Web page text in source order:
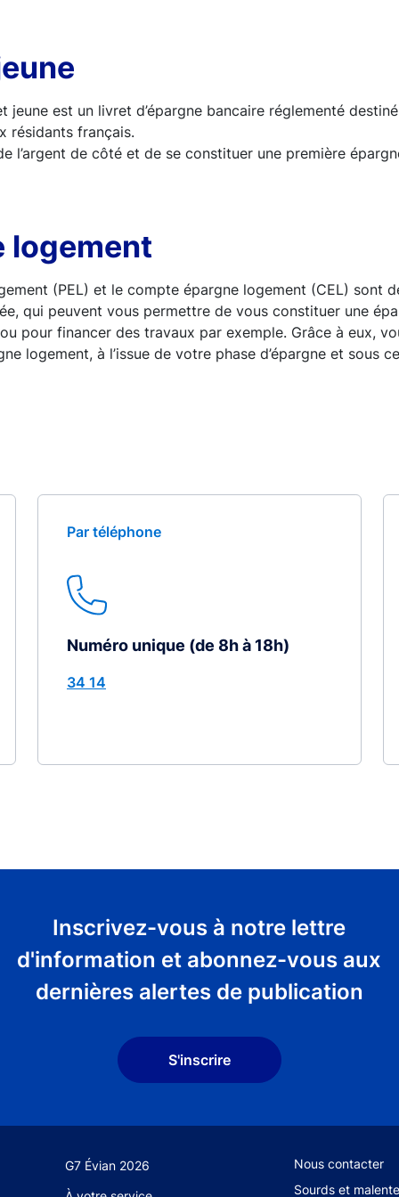
jeune est un livret d’épargne bancaire réglementé
résidants français.
l’argent de côté et de se constituer une première
logement
(PEL) et le compte épargne logement (CEL) sont
qui peuvent vous permettre de vous constituer une
pour financer des travaux par exemple. Grâce à eux,
logement, à l’issue de votre phase d’épargne et sous
Par téléphone
Numéro unique (de 8h à 18h)
34 14
Inscrivez-vous à notre lettre
d'information et abonnez-vous aux
dernières alertes de publication
S'inscrire
G7 Évian 2026 Footer secondary
Nous contacter
Sourds et